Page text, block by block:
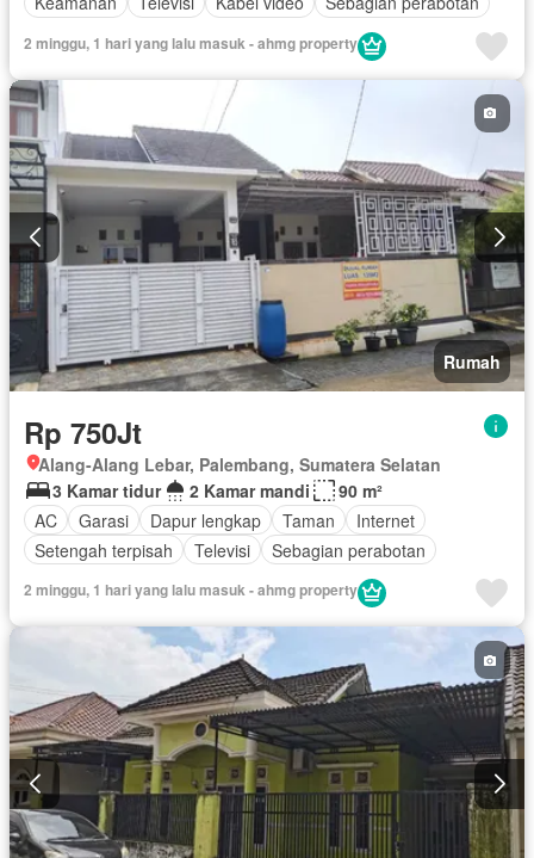
2 minggu, 1 hari yang lalu masuk - ahmg property
Rumah
Rp 750Jt
Alang-Alang Lebar, Palembang, Sumatera Selatan
3 Kamar tidur
2 Kamar mandi
90 m²
AC
Garasi Dapur lengkap Taman
Internet
Setengah terpisah
Televisi Sebagian perabotan
2 minggu, 1 hari yang lalu masuk - ahmg property